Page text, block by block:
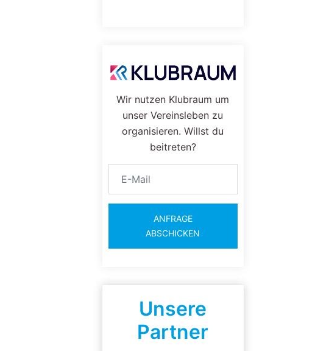
Wir nutzen Klubraum um
unser Vereinsleben zu
organisieren. Willst du
beitreten?
ANFRAGE
ABSCHICKEN
Unsere
Partner